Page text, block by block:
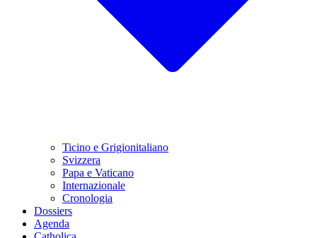
Ticino e Grigionitaliano
Svizzera
Papa e Vaticano
Internazionale
Cronologia
Dossiers
Agenda